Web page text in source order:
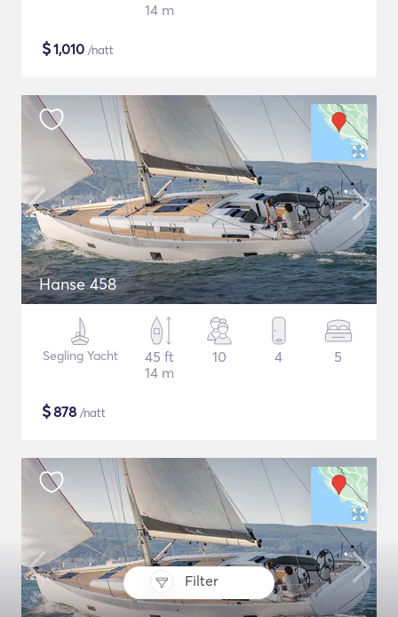
Filter
14 m
$1,010 /natt
Hanse 458
Segling Yacht
45 ft
14 m
10 4 5
$878 /natt